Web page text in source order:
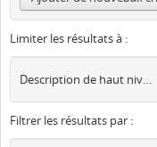
Limiter les résultats à :
Description de haut niveau
Filtrer les résultats par :